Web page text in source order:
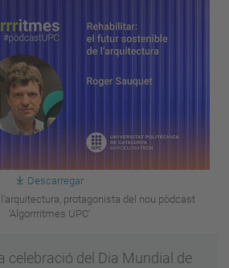
Descarregar
protagonista del nou pòdcast
‘Algorrritmes UPC’
celebració del Dia Mundial de